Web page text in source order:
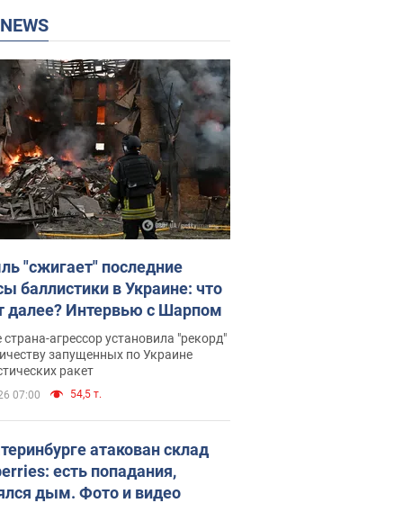
NEWS
"сжигает" последние
баллистики в Украине: что
далее? Интервью с Шарпом
агрессор установила "рекорд"
запущенных по Украине
ракет
07:00 54,5 т.
атакован склад
есть попадания,
дым. Фото и видео